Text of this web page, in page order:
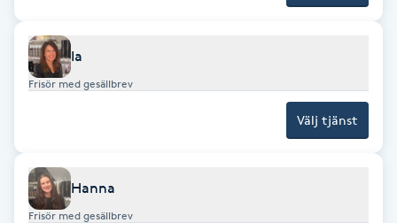
Enzympeeling
Extensions
Eyeliner-tatuering
Ia
Frisör med gesällbrev
Välj tjänst
Hanna
Frisör med gesällbrev